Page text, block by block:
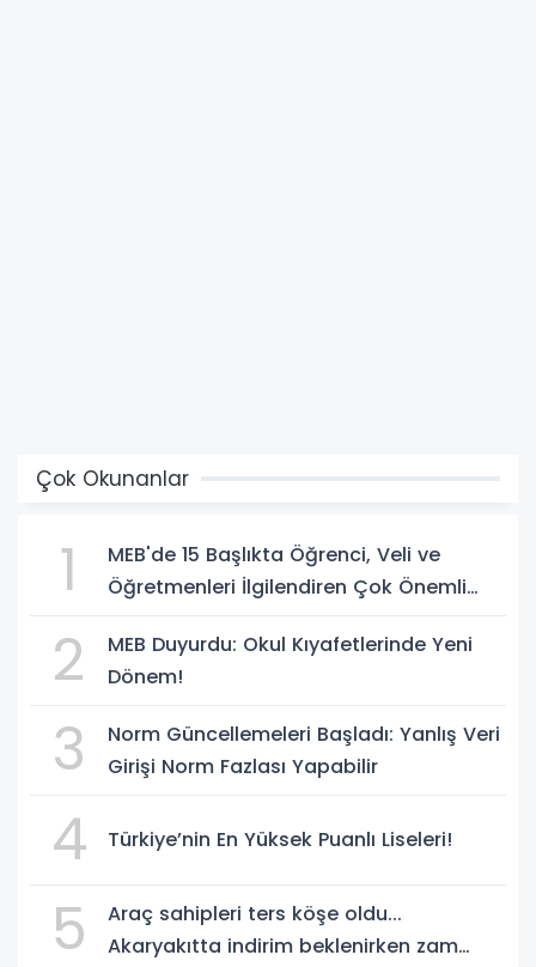
Çok Okunanlar
1
MEB'de 15 Başlıkta Öğrenci, Veli ve
Öğretmenleri İlgilendiren Çok Önemli
2
MEB Duyurdu: Okul Kıyafetlerinde Yeni
Dönem!
3
Norm Güncellemeleri Başladı: Yanlış Veri
Girişi Norm Fazlası Yapabilir
4 Türkiye’nin En Yüksek Puanlı Liseleri!
5
Araç sahipleri ters köşe oldu...
Akaryakıtta indirim beklenirken zam